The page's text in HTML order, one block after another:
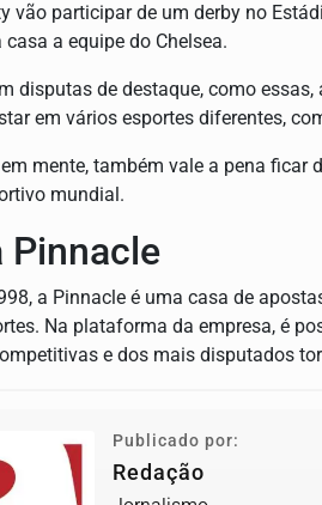
vão participar de um derby no
casa a equipe do Chelsea.
disputas de destaque, como
em vários esportes diferentes,
mente, também vale a pena ficar
mundial.
Pinnacle
a Pinnacle é uma casa de
Na plataforma da empresa, é
e dos mais disputados
Publicado por:
Redação